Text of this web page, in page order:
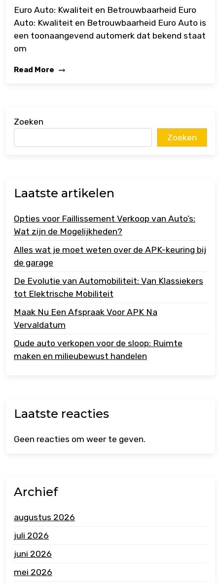
Euro Auto: Kwaliteit en Betrouwbaarheid Euro
Auto: Kwaliteit en Betrouwbaarheid Euro Auto is
een toonaangevend automerk dat bekend staat
om
Read More
Zoeken
Zoeken
Laatste artikelen
Opties voor Faillissement Verkoop van Auto’s:
Wat zijn de Mogelijkheden?
Alles wat je moet weten over de APK-keuring bij
de garage
De Evolutie van Automobiliteit: Van Klassiekers
tot Elektrische Mobiliteit
Maak Nu Een Afspraak Voor APK Na
Vervaldatum
Oude auto verkopen voor de sloop: Ruimte
maken en milieubewust handelen
Laatste reacties
Geen reacties om weer te geven.
Archief
augustus 2026
juli 2026
juni 2026
mei 2026